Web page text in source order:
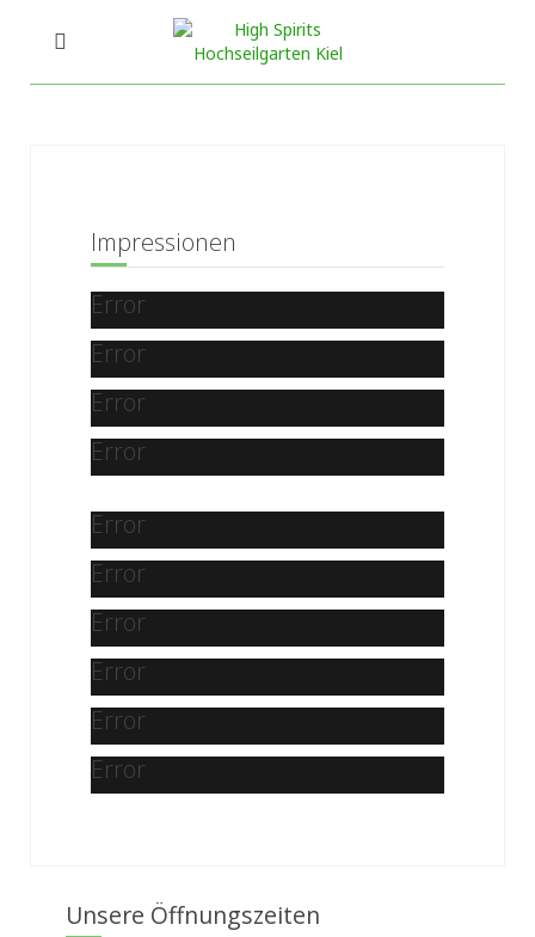
Impressionen
Error
Error
Error
Error
Error
Error
Error
Error
Error
Error
Unsere Öffnungszeiten